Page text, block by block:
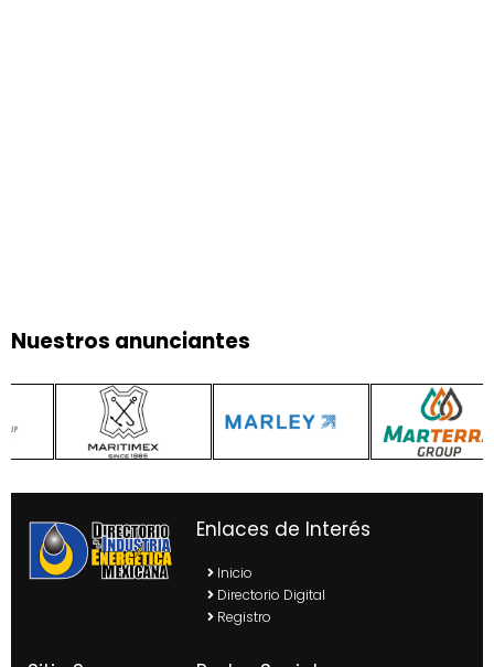
Nuestros anunciantes
Enlaces de Interés
Inicio
Directorio Digital
Registro